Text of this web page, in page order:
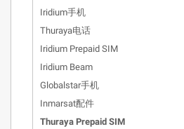
Iridium手机
Thuraya电话
Iridium Prepaid SIM
Iridium Beam
Globalstar手机
Inmarsat配件
Thuraya Prepaid SIM